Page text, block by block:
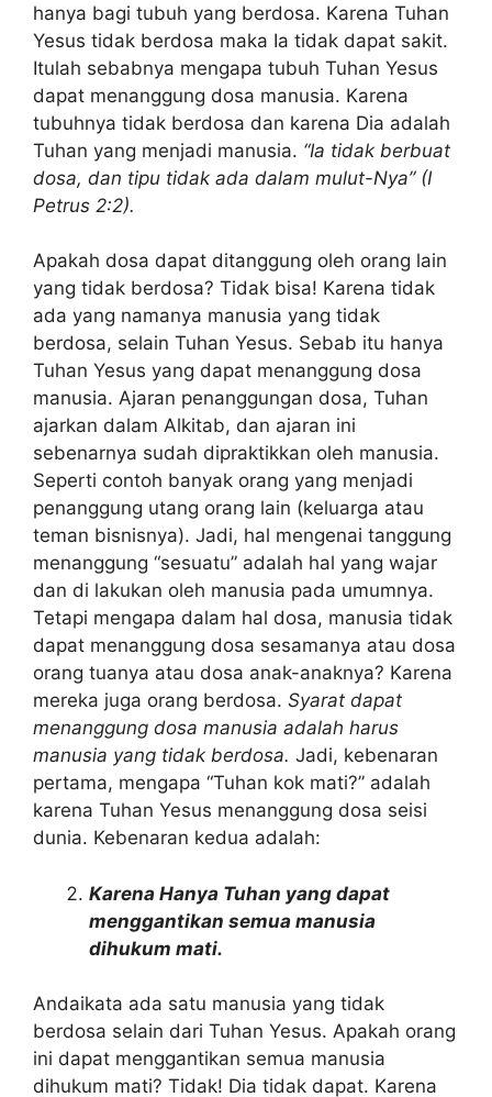
hanya bagi tubuh yang berdosa. Karena Tuhan
Yesus tidak berdosa maka Ia tidak dapat sakit.
Itulah sebabnya mengapa tubuh Tuhan Yesus
dapat menanggung dosa manusia. Karena
tubuhnya tidak berdosa dan karena Dia adalah
Tuhan yang menjadi manusia. “Ia tidak berbuat
dosa, dan tipu tidak ada dalam mulut-Nya” (I
Petrus 2:2).
Apakah dosa dapat ditanggung oleh orang lain
yang tidak berdosa? Tidak bisa! Karena tidak
ada yang namanya manusia yang tidak
berdosa, selain Tuhan Yesus. Sebab itu hanya
Tuhan Yesus yang dapat menanggung dosa
manusia. Ajaran penanggungan dosa, Tuhan
ajarkan dalam Alkitab, dan ajaran ini
sebenarnya sudah dipraktikkan oleh manusia.
Seperti contoh banyak orang yang menjadi
penanggung utang orang lain (keluarga atau
teman bisnisnya). Jadi, hal mengenai tanggung
menanggung “sesuatu” adalah hal yang wajar
dan di lakukan oleh manusia pada umumnya.
Tetapi mengapa dalam hal dosa, manusia tidak
dapat menanggung dosa sesamanya atau dosa
orang tuanya atau dosa anak-anaknya? Karena
mereka juga orang berdosa. Syarat dapat
menanggung dosa manusia adalah harus
manusia yang tidak berdosa. Jadi, kebenaran
pertama, mengapa “Tuhan kok mati?” adalah
karena Tuhan Yesus menanggung dosa seisi
dunia. Kebenaran kedua adalah:
Karena Hanya Tuhan yang dapat
menggantikan semua manusia
dihukum mati.
Andaikata ada satu manusia yang tidak
berdosa selain dari Tuhan Yesus. Apakah orang
ini dapat menggantikan semua manusia
dihukum mati? Tidak! Dia tidak dapat. Karena